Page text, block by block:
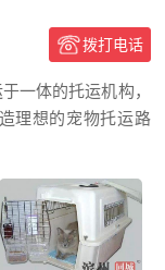
拨打电话
一体的托运机构，
理想的宠物托运路